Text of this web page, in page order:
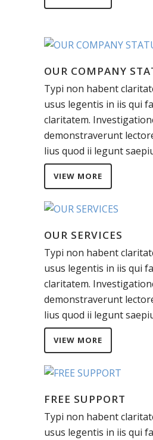
OUR COMPANY
Typi non habent
usus legentis in iis qui
claritatem.
demonstraverunt
lius quod ii legunt
VIEW MORE
OUR SERVICES
Typi non habent
usus legentis in iis qui
claritatem.
demonstraverunt
lius quod ii legunt
VIEW MORE
FREE SUPPORT
Typi non habent
usus legentis in iis qui